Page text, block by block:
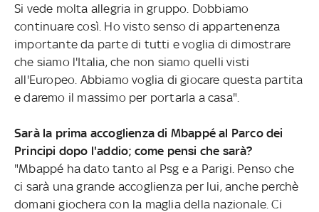
Si vede molta allegria in gruppo. Dobbiamo
continuare così. Ho visto senso di appartenenza
importante da parte di tutti e voglia di dimostrare
che siamo l'Italia, che non siamo quelli visti
all'Europeo. Abbiamo voglia di giocare questa partita
e daremo il massimo per portarla a casa".
Sarà la prima accoglienza di Mbappé al Parco dei
Principi dopo l'addio; come pensi che sarà?
"Mbappé ha dato tanto al Psg e a Parigi. Penso che
ci sarà una grande accoglienza per lui, anche perchè
domani giochera con la maglia della nazionale. Ci